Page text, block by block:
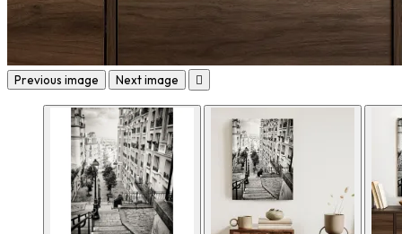
Previous image Next image 